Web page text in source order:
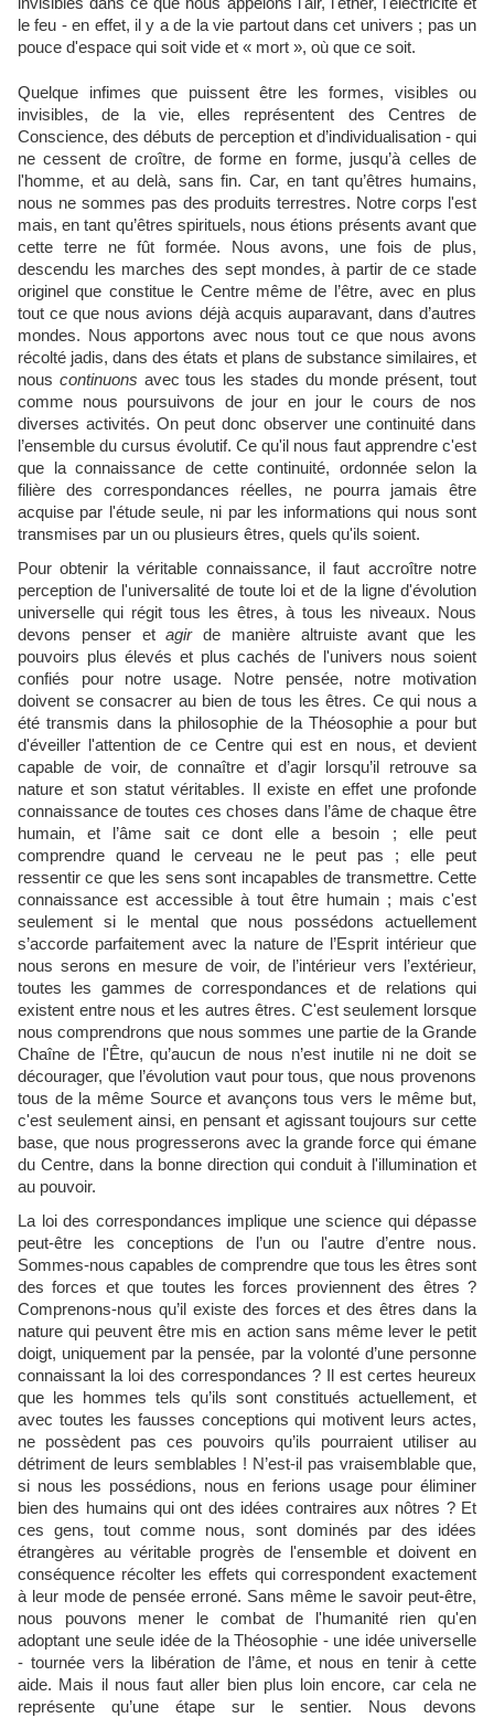
le feu - en effet, il y a de la vie partout dans cet univers ; pas un
pouce d'espace qui soit vide et « mort », où que ce soit.
Quelque infimes que puissent être les formes, visibles ou
invisibles, de la vie, elles représentent des Centres de
Conscience, des débuts de perception et d’individualisation - qui
ne cessent de croître, de forme en forme, jusqu’à celles de
l'homme, et au delà, sans fin. Car, en tant qu’êtres humains,
nous ne sommes pas des produits terrestres. Notre corps l'est
mais, en tant qu’êtres spirituels, nous étions présents avant que
cette terre ne fût formée. Nous avons, une fois de plus,
descendu les marches des sept mondes, à partir de ce stade
originel que constitue le Centre même de l’être, avec en plus
tout ce que nous avions déjà acquis auparavant, dans d’autres
mondes. Nous apportons avec nous tout ce que nous avons
récolté jadis, dans des états et plans de substance similaires, et
nous continuons avec tous les stades du monde présent, tout
comme nous poursuivons de jour en jour le cours de nos
diverses activités. On peut donc observer une continuité dans
l’ensemble du cursus évolutif. Ce qu'il nous faut apprendre c'est
que la connaissance de cette continuité, ordonnée selon la
filière des correspondances réelles, ne pourra jamais être
acquise par l'étude seule, ni par les informations qui nous sont
transmises par un ou plusieurs êtres, quels qu'ils soient.
Pour obtenir la véritable connaissance, il faut accroître notre
perception de l'universalité de toute loi et de la ligne d'évolution
universelle qui régit tous les êtres, à tous les niveaux. Nous
devons penser etagirde manière altruiste avant que les
pouvoirs plus élevés et plus cachés de l'univers nous soient
confiés pour notre usage. Notre pensée, notre motivation
doivent se consacrer au bien de tous les êtres. Ce qui nous a
été transmis dans la philosophie de la Théosophie a pour but
d'éveiller l'attention de ce Centre qui est en nous, et devient
capable de voir, de connaître et d’agir lorsqu’il retrouve sa
nature et son statut véritables. Il existe en effet une profonde
connaissance de toutes ces choses dans l’âme de chaque être
humain, et l’âme sait ce dont elle a besoin ; elle peut
comprendre quand le cerveau ne le peut pas ; elle peut
ressentir ce que les sens sont incapables de transmettre. Cette
connaissance est accessible à tout être humain ; mais c'est
seulement si le mental que nous possédons actuellement
s’accorde parfaitement avec la nature de l’Esprit intérieur que
nous serons en mesure de voir, de l’intérieur vers l’extérieur,
toutes les gammes de correspondances et de relations qui
existent entre nous et les autres êtres. C'est seulement lorsque
nous comprendrons que nous sommes une partie de la Grande
Chaîne de l'Être, qu’aucun de nous n’est inutile ni ne doit se
décourager, que l’évolution vaut pour tous, que nous provenons
tous de la même Source et avançons tous vers le même but,
c'est seulement ainsi, en pensant et agissant toujours sur cette
base, que nous progresserons avec la grande force qui émane
du Centre, dans la bonne direction qui conduit à l'illumination et
au pouvoir.
La loi des correspondances implique une science qui dépasse
peut-être les conceptions de l’un ou l'autre d’entre nous.
Sommes-nous capables de comprendre que tous les êtres sont
des forces et que toutes les forces proviennent des êtres ?
Comprenons-nous qu’il existe des forces et des êtres dans la
nature qui peuvent être mis en action sans même lever le petit
doigt, uniquement par la pensée, par la volonté d’une personne
connaissant la loi des correspondances ? Il est certes heureux
que les hommes tels qu’ils sont constitués actuellement, et
avec toutes les fausses conceptions qui motivent leurs actes,
ne possèdent pas ces pouvoirs qu’ils pourraient utiliser au
détriment de leurs semblables ! N’est-il pas vraisemblable que,
si nous les possédions, nous en ferions usage pour éliminer
bien des humains qui ont des idées contraires aux nôtres ? Et
ces gens, tout comme nous, sont dominés par des idées
étrangères au véritable progrès de l'ensemble et doivent en
conséquence récolter les effets qui correspondent exactement
à leur mode de pensée erroné. Sans même le savoir peut-être,
nous pouvons mener le combat de l'humanité rien qu'en
adoptant une seule idée de la Théosophie - une idée universelle
- tournée vers la libération de l’âme, et nous en tenir à cette
aide. Mais il nous faut aller bien plus loin encore, car cela ne
représente qu’une étape sur le sentier. Nous devons